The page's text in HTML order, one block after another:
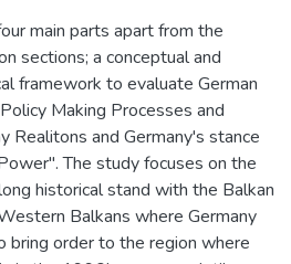
main parts apart from the
sections; a conceptual and
framework to evaluate German
Making Processes and
Realitons and Germany's stance
The study focuses on the
historical stand with the Balkan
Balkans where Germany
bring order to the region where